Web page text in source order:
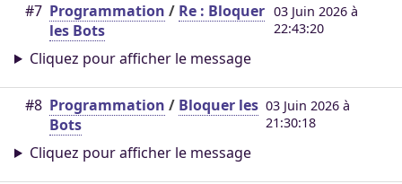
#7 Programmation / Re : Bloquer
les Bots
03 Juin 2026 à
22:43:20
Cliquez pour afficher le message
#8 Programmation / Bloquer les
Bots
03 Juin 2026 à
21:30:18
Cliquez pour afficher le message